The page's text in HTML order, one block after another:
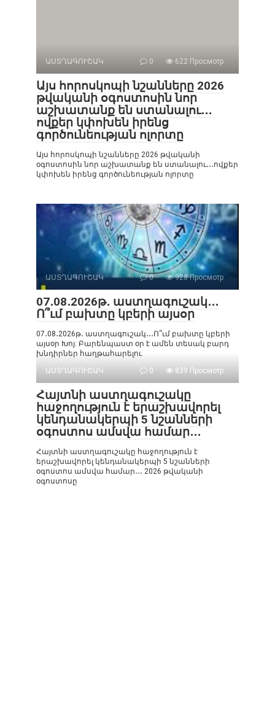
ԱՍՏՂԱԳՈՒՇԱԿ 0 622 Просмотр
Այս հորոսկոպի նշանները 2026
թվականի օգոստոսին նոր
աշխատանք են ստանալու․․․
ովքեր կփոխեն իրենց
գործունեության ոլորտը
Այս հորոսկոպի նշանները 2026 թվականի
օգոստոսին նոր աշխատանք են ստանալու․․․ովքեր
կփոխեն իրենց գործունեության ոլորտը
ԱՍՏՂԱԳՈՒՇԱԿ 0 928 Просмотр
07․08․2026թ․ աստղագուշակ․․․
Ո՞ւմ բախտը կբերի այսօր
07․08․2026թ․ աստղագուշակ․․․Ո՞ւմ բախտը կբերի
այսօր Խոյ: Բարենպաստ օր է ամեն տեսակ բարդ
խնդիրներ հաղթահարելու
ԱՍՏՂԱԳՈՒՇԱԿ
0 839 Просмотр
Հայտնի աստղագուշակը
հաջողություն է երաշխավորել
կենդանակերպի 5 նշանների
օգոստոս ամսվա համար․․․
Հայտնի աստղագուշակը հաջողություն է
երաշխավորել կենդանակերպի 5 նշանների
օգոստոս ամսվա համար․․․ 2026 թվականի
օգոստոսը